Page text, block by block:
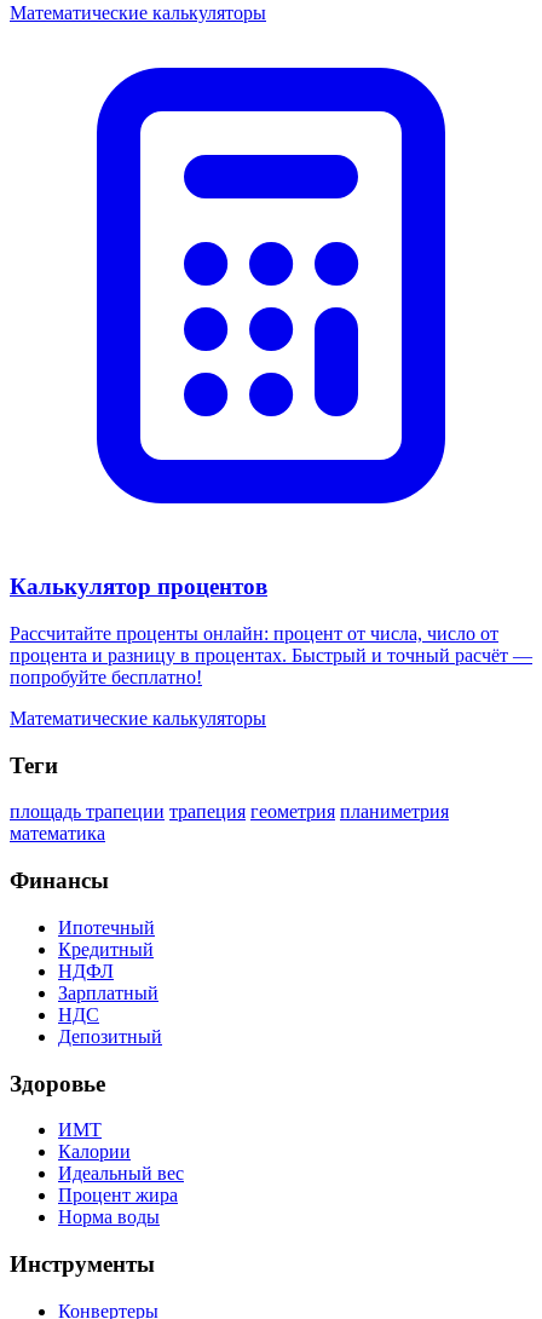
Математические калькуляторы
Калькулятор процентов
Рассчитайте проценты онлайн: процент от числа, число от
процента и разницу в процентах. Быстрый и точный расчёт —
попробуйте бесплатно!
Математические калькуляторы
Теги
площадь трапеции трапеция геометрия планиметрия
математика
Финансы
Ипотечный
Кредитный
НДФЛ
Зарплатный
НДС
Депозитный
Здоровье
ИМТ
Калории
Идеальный вес
Процент жира
Норма воды
Инструменты
Конвертеры